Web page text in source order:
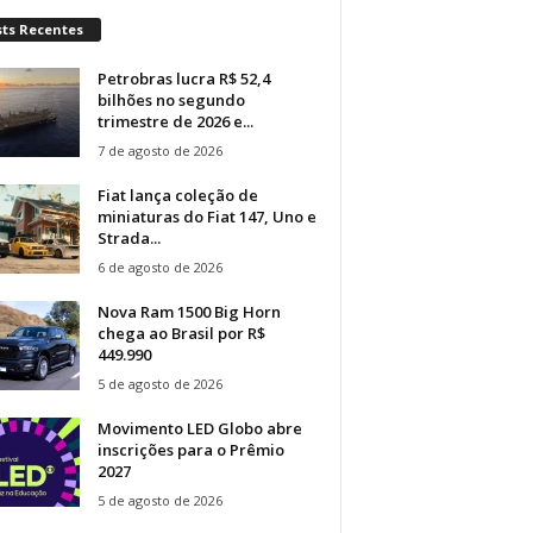
Recentes
Petrobras lucra R$ 52,4
bilhões no segundo
trimestre de 2026 e...
7 de agosto de 2026
Fiat lança coleção de
miniaturas do Fiat 147, Uno e
Strada...
6 de agosto de 2026
Nova Ram 1500 Big Horn
chega ao Brasil por R$
449.990
5 de agosto de 2026
Movimento LED Globo abre
inscrições para o Prêmio
2027
5 de agosto de 2026